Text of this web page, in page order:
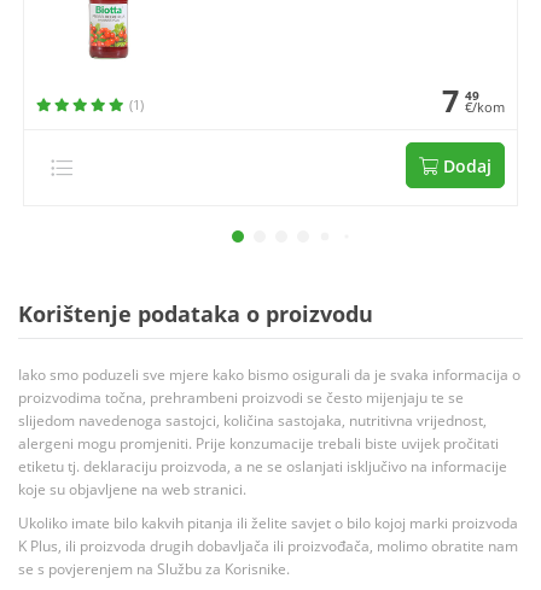
(1) 7 49
€/kom
Dodaj
Korištenje podataka o proizvodu
Iako smo poduzeli sve mjere kako bismo osigurali da je svaka informacija o
proizvodima točna, prehrambeni proizvodi se često mijenjaju te se
slijedom navedenoga sastojci, količina sastojaka, nutritivna vrijednost,
alergeni mogu promjeniti. Prije konzumacije trebali biste uvijek pročitati
etiketu tj. deklaraciju proizvoda, a ne se oslanjati isključivo na informacije
koje su objavljene na web stranici.
Ukoliko imate bilo kakvih pitanja ili želite savjet o bilo kojoj marki proizvoda
K Plus, ili proizvoda drugih dobavljača ili proizvođača, molimo obratite nam
se s povjerenjem na Službu za Korisnike.